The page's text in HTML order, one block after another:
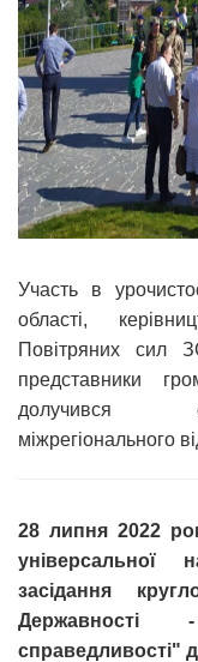
Участь в
області,
Повітряних сил
представники
долучився
міжрегіонального
28 липня 2022
універсальної
засідання
Державності
справедливості"